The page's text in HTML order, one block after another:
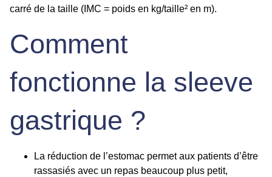
carré de la taille (IMC = poids en kg/taille² en m).
Comment
fonctionne la sleeve
gastrique ?
La réduction de l’estomac permet aux patients d’être
rassasiés avec un repas beaucoup plus petit,